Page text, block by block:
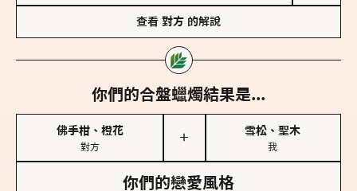
查看 對方 的解說
你們的合盤蠟燭結果是...
佛手柑、橙花
對方
＋
雪松、聖木
我
你們的戀愛風格